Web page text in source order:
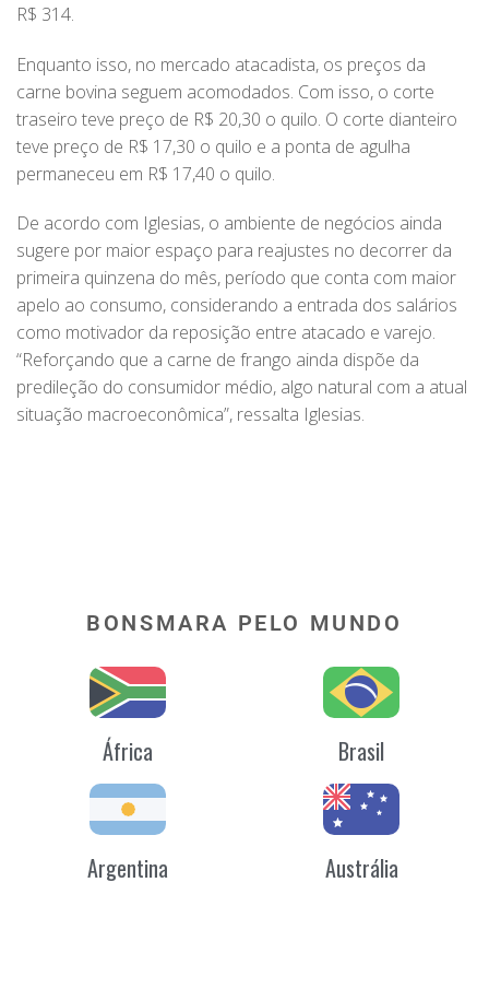
R$ 314.
Enquanto isso, no mercado atacadista, os preços da
carne bovina seguem acomodados. Com isso, o corte
traseiro teve preço de R$ 20,30 o quilo. O corte dianteiro
teve preço de R$ 17,30 o quilo e a ponta de agulha
permaneceu em R$ 17,40 o quilo.
De acordo com Iglesias, o ambiente de negócios ainda
sugere por maior espaço para reajustes no decorrer da
primeira quinzena do mês, período que conta com maior
apelo ao consumo, considerando a entrada dos salários
como motivador da reposição entre atacado e varejo.
“Reforçando que a carne de frango ainda dispõe da
predileção do consumidor médio, algo natural com a atual
situação macroeconômica”, ressalta Iglesias.
BONSMARA PELO MUNDO
África Brasil
Argentina Austrália